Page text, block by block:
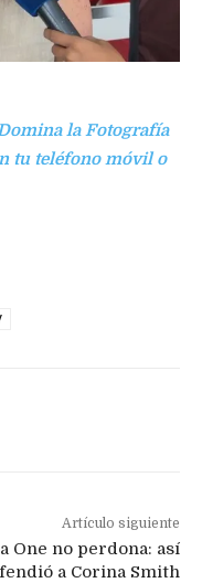
la Fotografía
tu teléfono móvil o
Artículo siguiente
One no perdona: así
a Corina Smith